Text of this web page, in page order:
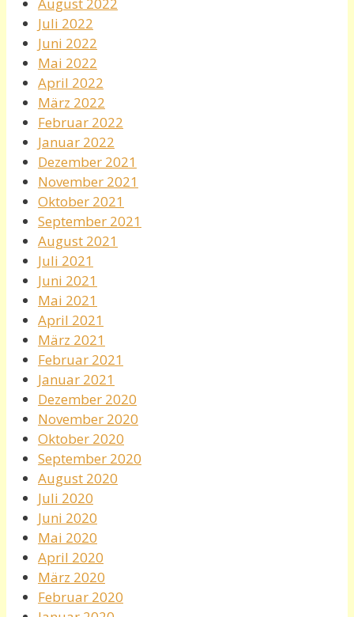
Juli 2022
Juni 2022
Mai 2022
April 2022
März 2022
Februar 2022
Januar 2022
Dezember 2021
November 2021
Oktober 2021
September 2021
August 2021
Juli 2021
Juni 2021
Mai 2021
April 2021
März 2021
Februar 2021
Januar 2021
Dezember 2020
November 2020
Oktober 2020
September 2020
August 2020
Juli 2020
Juni 2020
Mai 2020
April 2020
März 2020
Februar 2020